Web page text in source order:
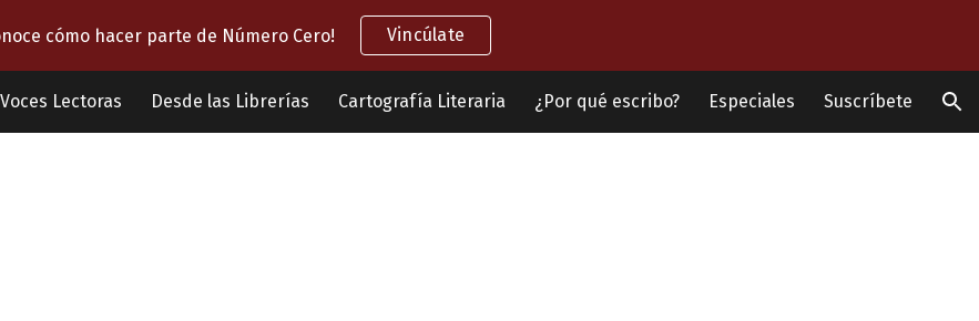
to main content Skip to navigation
cómo hacer parte de Número Cero! Vincúlate
Voces Lectoras Desde las Librerías Cartografía Literaria ¿Por qué escribo? Especiales Suscríbete